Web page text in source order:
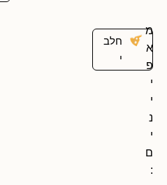
מ
א
פ
י
י
נ
י
ם
:
חלב
י